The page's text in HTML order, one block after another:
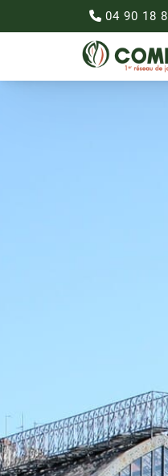
04 90 18